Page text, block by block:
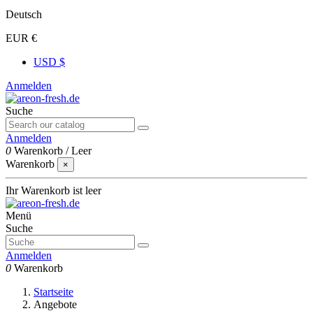
Deutsch
EUR €
USD $
Anmelden
Suche
Anmelden
0 Warenkorb /Leer
Warenkorb
×
Ihr Warenkorb ist leer
Menü
Suche
Anmelden
0 Warenkorb
Startseite
Angebote